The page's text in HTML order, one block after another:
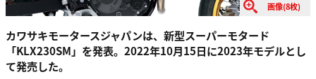
画像(8枚)
カワサキモータースジャパンは、新型スーパーモタード
「KLX230SM」を発表。2022年10月15日に2023年モデルとし
て発売した。